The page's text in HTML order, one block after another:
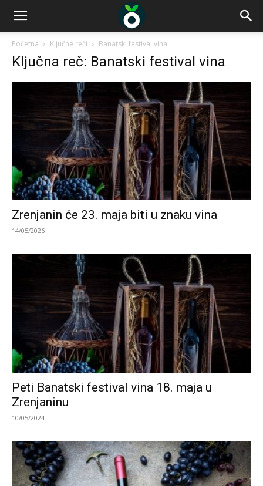
Početna Ključne reči Banatski festival vina
Ključna reč: Banatski festival vina
Zrenjanin će 23. maja biti u znaku vina
14/05/2026
Peti Banatski festival vina 18. maja u
Zrenjaninu
10/05/2024